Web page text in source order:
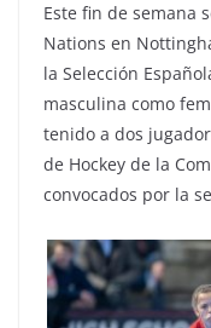
Este fin de semana
Nations en
la Selección
masculina como
tenido a dos
de Hockey de la
convocados por la